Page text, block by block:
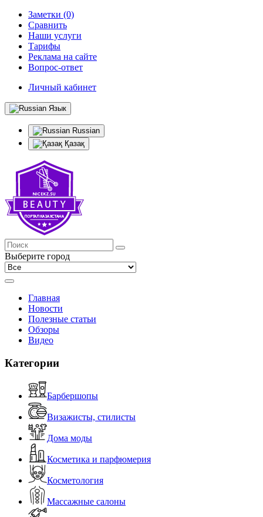
Заметки (0)
Сравнить
Наши услуги
Тарифы
Реклама на сайте
Вопрос-ответ
Личный кабинет
Язык
Russian
Қазақ
Выберите город
Главная
Новости
Полезные статьи
Обзоры
Видео
Категории
Барбершопы
Визажисты, стилисты
Дома моды
Косметика и парфюмерия
Косметология
Массажные салоны